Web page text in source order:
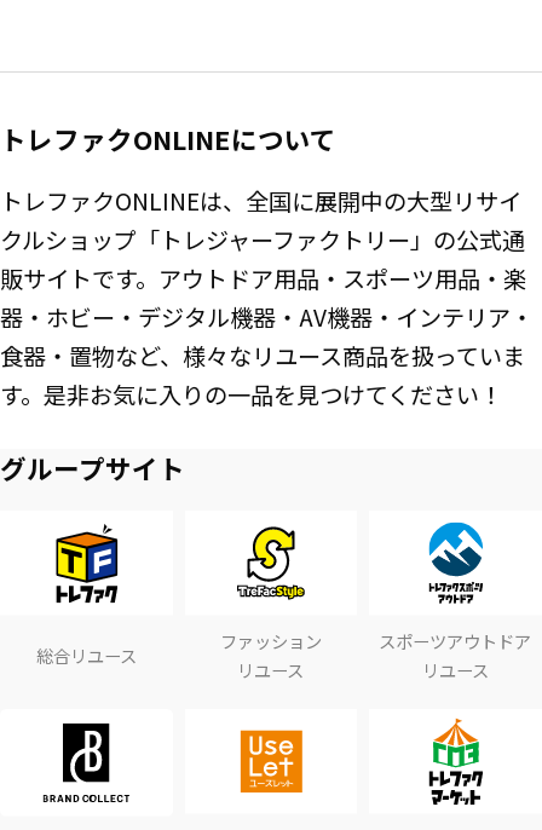
トレファクONLINEについて
トレファクONLINEは、全国に展開中の大型リサイ
クルショップ「トレジャーファクトリー」の公式通
販サイトです。アウトドア用品・スポーツ用品・楽
器・ホビー・デジタル機器・AV機器・インテリア・
食器・置物など、様々なリユース商品を扱っていま
す。是非お気に入りの一品を見つけてください！
グループサイト
総合リユース
ファッション
リユース
スポーツアウトドア
リユース